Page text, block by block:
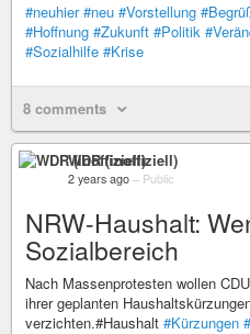
#neuhier #neu #Vorstellung
#Hoffnung #Zukunft #Politik
#Sozialhilfe #Krise
8 comments
WDR (inoffiziell)
2 years ago – Public
NRW-Haushalt:
Sozialbereich
Nach Massenprotesten wollen
ihrer geplanten
verzichten.#Haushalt #Kürzungen